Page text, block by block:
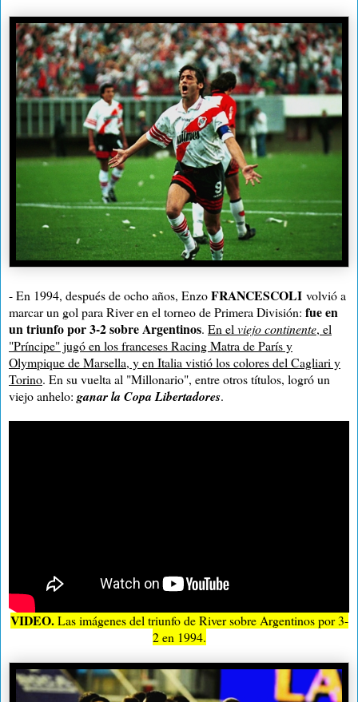
- En 1994, después de ocho años, EnzoFRANCESCOLI volvió a
marcar un gol para River en el torneo de Primera División: fue en
un triunfo por 3-2 sobre Argentinos. En el viejo continente, el
"Príncipe" jugó en los franceses Racing Matra de París y
Olympique de Marsella, y en Italia vistió los colores del Cagliari y
Torino. En su vuelta al "Millonario", entre otros títulos, logró un
viejo anhelo: ganar la Copa Libertadores.
VIDEO.Las imágenes del triunfo de River sobre Argentinos por 3-
2 en 1994.